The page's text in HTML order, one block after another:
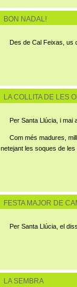
BON NADAL!
Des de Cal Feixas, us
LA COLLITA DE LES
Per Santa Llúcia, i mai
Com més madures,
netejant les soques de les
FESTA MAJOR DE
Per Santa Llúcia, el
LA SEMBRA